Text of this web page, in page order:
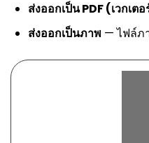
ส่งออกเป็น PDF (เวกเต
ส่งออกเป็นภาพ — ไฟล์ภ